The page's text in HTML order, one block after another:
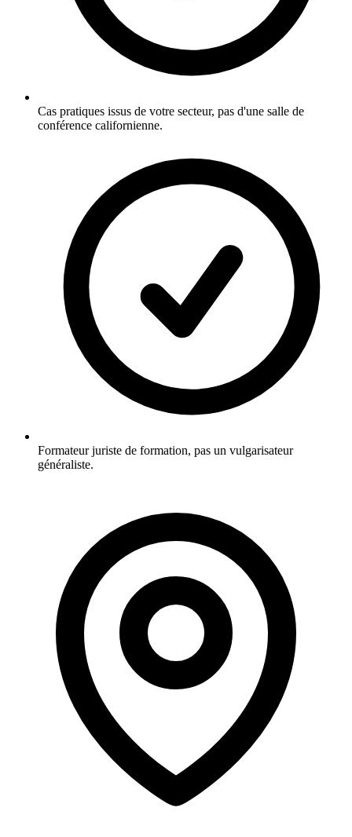
Cas pratiques issus de votre secteur, pas d'une salle de
conférence californienne.
Formateur juriste de formation, pas un vulgarisateur
généraliste.